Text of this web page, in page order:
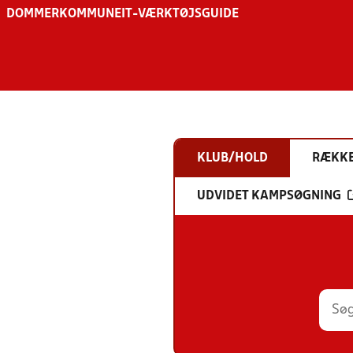
DOMMER KOMMUNE IT-VÆRKTØJSGUIDE
KLUB/HOLD
UDVIDET KAMPSØGNING